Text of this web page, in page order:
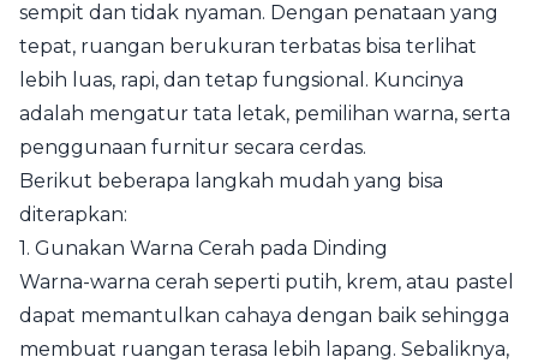
sempit dan tidak nyaman. Dengan penataan yang
tepat, ruangan berukuran terbatas bisa terlihat
lebih luas, rapi, dan tetap fungsional. Kuncinya
adalah mengatur tata letak, pemilihan warna, serta
penggunaan furnitur secara cerdas.
Berikut beberapa langkah mudah yang bisa
diterapkan:
1. Gunakan Warna Cerah pada Dinding
Warna-warna cerah seperti putih, krem, atau pastel
dapat memantulkan cahaya dengan baik sehingga
membuat ruangan terasa lebih lapang. Sebaliknya,